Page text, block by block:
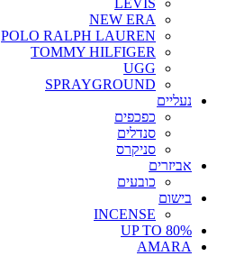
LEVIS
NEW ERA
POLO RALPH LAUREN
TOMMY HILFIGER
UGG
SPRAYGROUND
נעליים
כפכפים
סנדלים
סניקרס
אביזרים
כובעים
בישום
INCENSE
UP TO 80%
AMARA